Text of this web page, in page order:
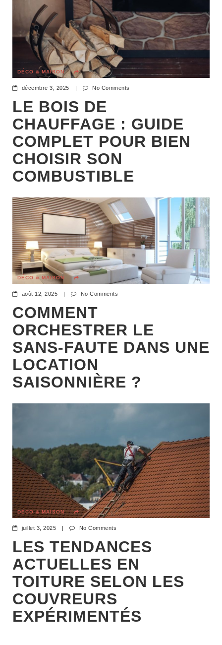
DÉCO & MAISON
décembre 3, 2025 | No Comments
LE BOIS DE
CHAUFFAGE : GUIDE
COMPLET POUR BIEN
CHOISIR SON
COMBUSTIBLE
DÉCO & MAISON
août 12, 2025 No Comments
COMMENT
ORCHESTRER LE
SANS-FAUTE DANS UNE
LOCATION
SAISONNIÈRE ?
DÉCO & MAISON
juillet 3, 2025 | No Comments
LES TENDANCES
ACTUELLES EN
TOITURE SELON LES
COUVREURS
EXPÉRIMENTÉS